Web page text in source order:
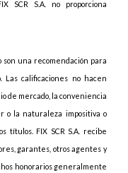
SCR S.A. no proporciona
una recomendación para
calificaciones no hacen
de mercado, la conveniencia
la naturaleza impositiva o
títulos. FIX SCR S.A. recibe
garantes, otros agentes y
honorarios generalmente